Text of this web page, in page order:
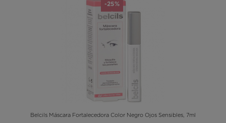
Belcils Máscara Fortalecedora Color Negro Ojos Sensibles, 7ml
-25%